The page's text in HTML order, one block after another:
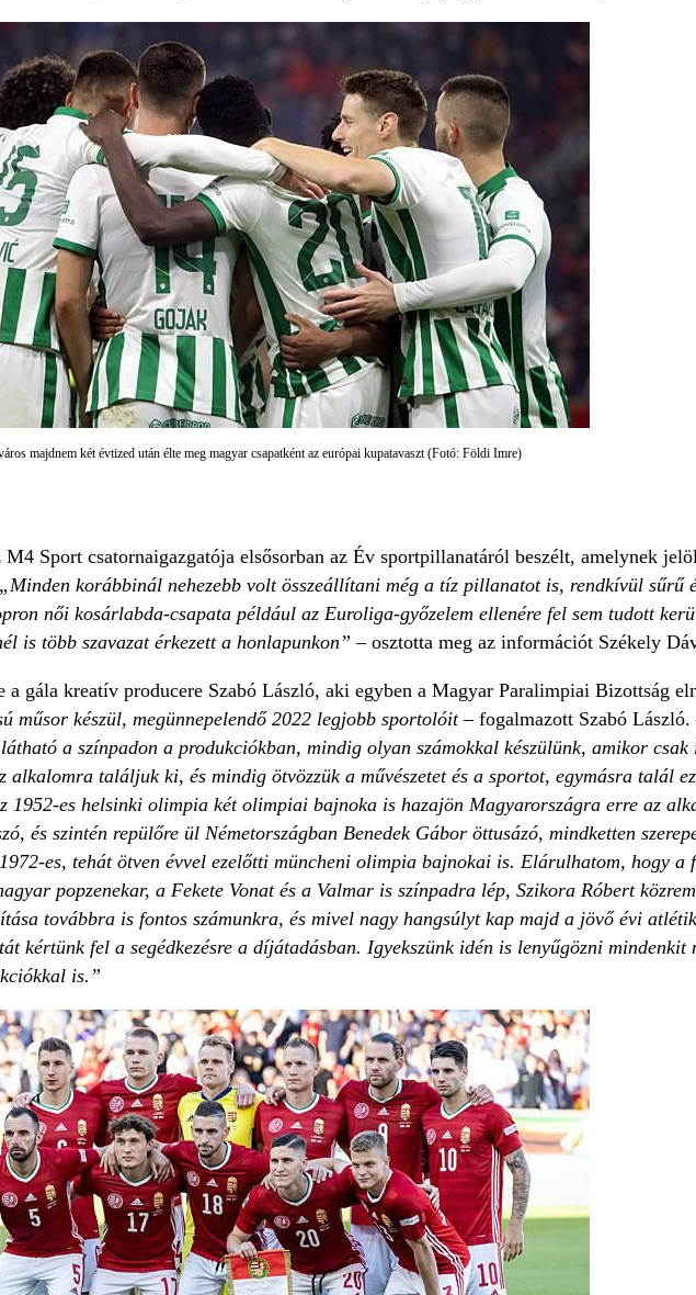
majdnem két évtized után élte meg magyar csapatként az európai kupatavaszt (Fotó: Földi Imre)
Sport csatornaigazgatója elsősorban az Év sportpillanatáról beszélt, amelynek
„Minden korábbinál nehezebb volt összeállítani még a tíz pillanatot is, rendkívül sűrű
női kosárlabda-csapata például az Euroliga-győzelem ellenére fel sem tudott
is több szavazat érkezett a honlapunkon” – osztotta meg az információt Székely
a gála kreatív producere Szabó László, aki egyben a Magyar Paralimpiai Bizottság
műsor készül, megünnepelendő 2022 legjobb sportolóit– fogalmazott Szabó László.
a színpadon a produkciókban, mindig olyan számokkal készülünk, amikor
alkalomra találjuk ki, és mindig ötvözzük a művészetet és a sportot, egymásra talál
1952-es helsinki olimpia két olimpiai bajnoka is hazajön Magyarországra erre az
és szintén repülőre ül Németországban Benedek Gábor öttusázó, mindketten
es, tehát ötven évvel ezelőtti müncheni olimpia bajnokai is. Elárulhatom, hogy a
popzenekar, a Fekete Vonat és a Valmar is színpadra lép, Szikora Róbert
továbbra is fontos számunkra, és mivel nagy hangsúlyt kap majd a jövő évi
kértünk fel a segédkezésre a díjátadásban. Igyekszünk idén is lenyűgözni mindenkit
is.”